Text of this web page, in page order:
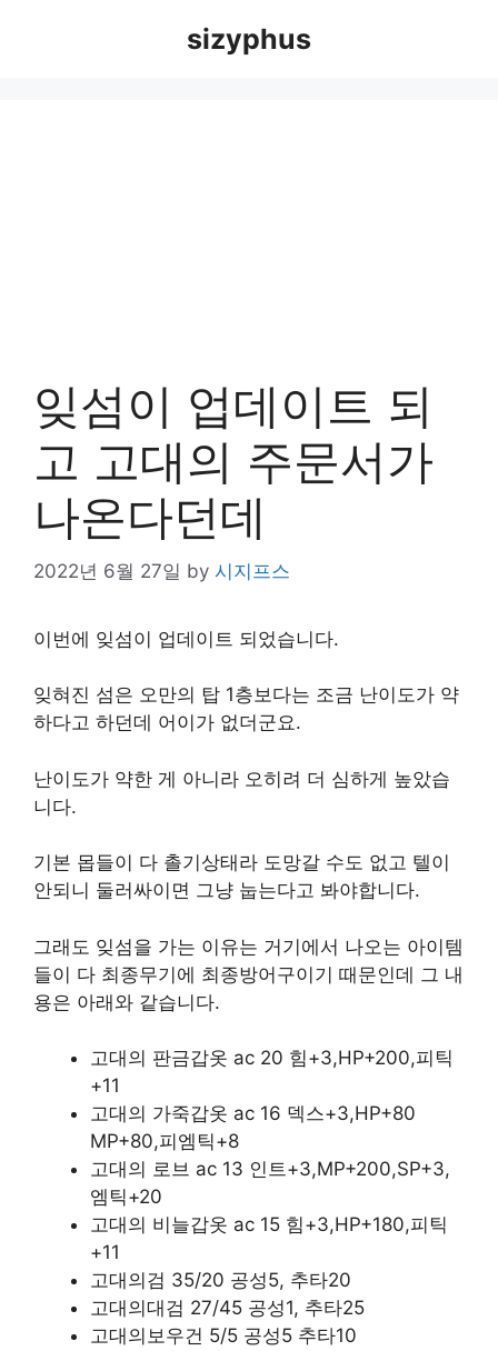
sizyphus
잊섬이 업데이트 되
고 고대의 주문서가
나온다던데
2022년 6월 27일 by 시지프스
이번에 잊섬이 업데이트 되었습니다.
잊혀진 섬은 오만의 탑 1층보다는 조금 난이도가 약
하다고 하던데 어이가 없더군요.
난이도가 약한 게 아니라 오히려 더 심하게 높았습
니다.
기본 몹들이 다 촐기상태라 도망갈 수도 없고 텔이
안되니 둘러싸이면 그냥 눕는다고 봐야합니다.
그래도 잊섬을 가는 이유는 거기에서 나오는 아이템
들이 다 최종무기에 최종방어구이기 때문인데 그 내
용은 아래와 같습니다.
고대의 판금갑옷 ac 20 힘+3,HP+200,피틱
+11
고대의 가죽갑옷 ac 16 덱스+3,HP+80
MP+80,피엠틱+8
고대의 로브 ac 13 인트+3,MP+200,SP+3,
엠틱+20
고대의 비늘갑옷 ac 15 힘+3,HP+180,피틱
+11
고대의검 35/20 공성5, 추타20
고대의대검 27/45 공성1, 추타25
고대의보우건 5/5 공성5 추타10